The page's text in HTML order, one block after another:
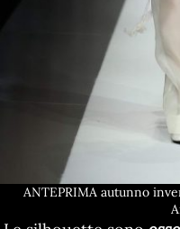
ANTEPRIMA autunno